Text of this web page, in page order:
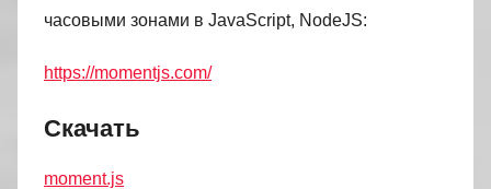
часовыми зонами в JavaScript, NodeJS:
https://momentjs.com/
Скачать
moment.js